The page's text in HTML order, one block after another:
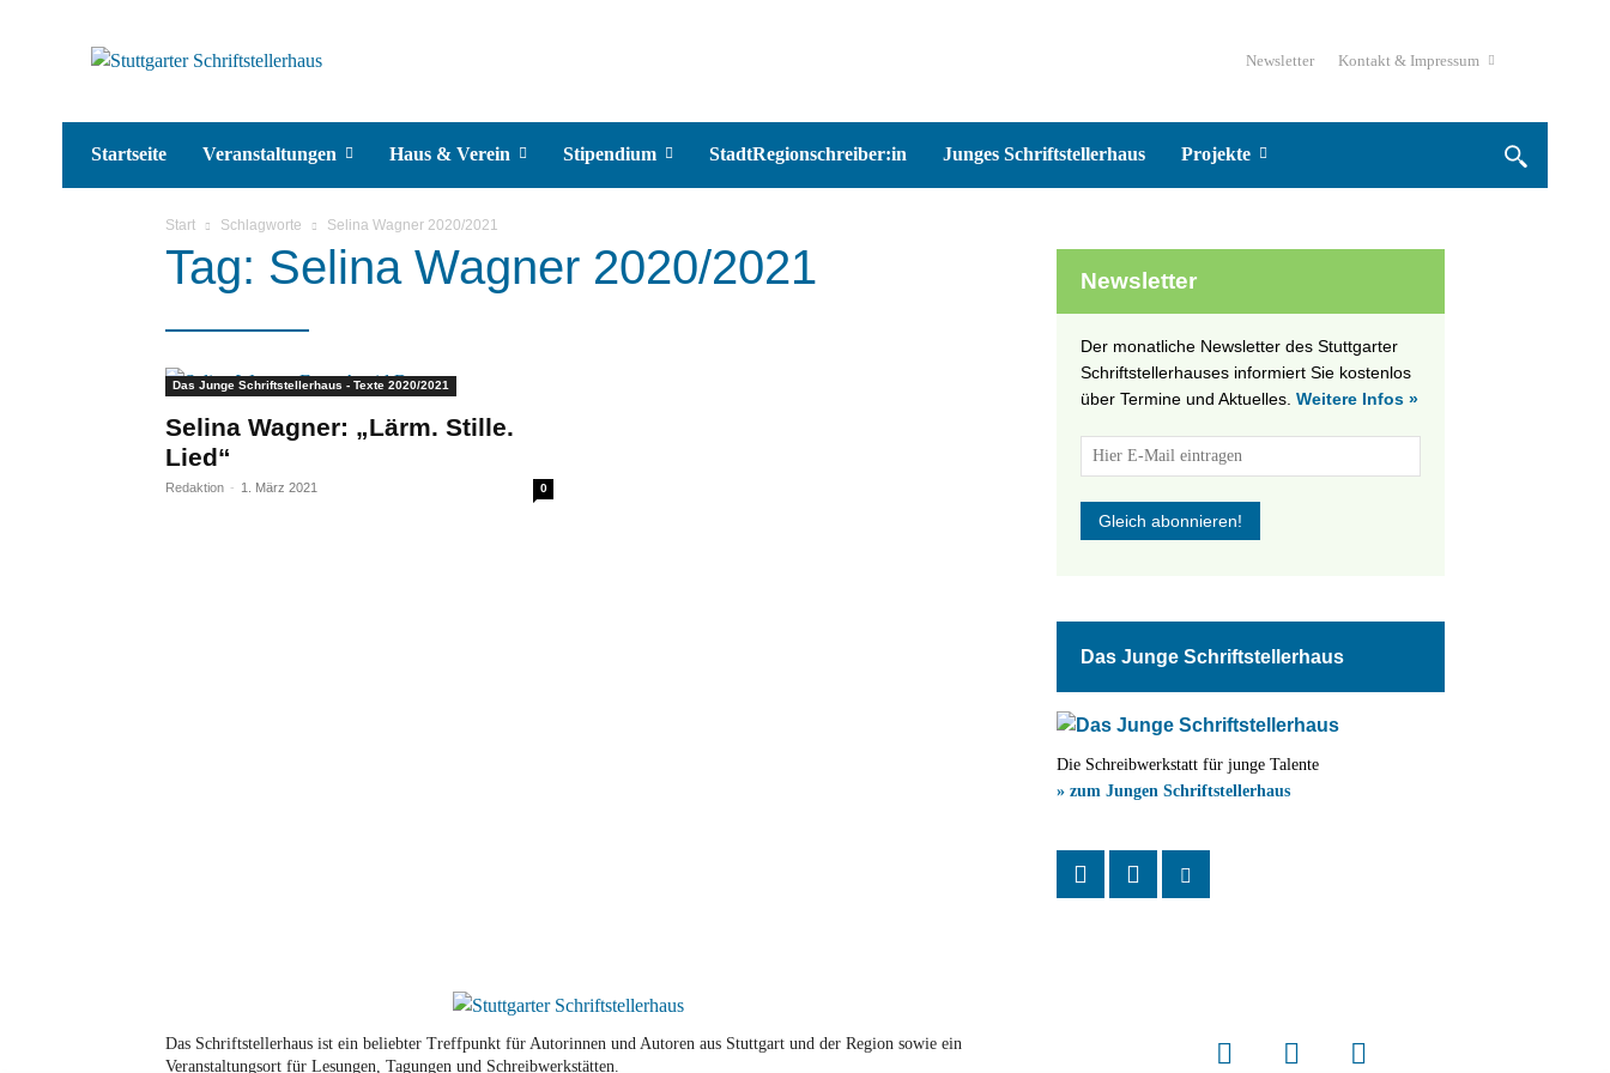
Newsletter Kontakt & Impressum
Startseite Veranstaltungen Haus & Verein Stipendium StadtRegionschreiber:in Junges Schriftstellerhaus Projekte
Start Schlagworte Selina Wagner 2020/2021
Tag: Selina Wagner 2020/2021
Das Junge Schriftstellerhaus - Texte 2020/2021
Selina Wagner: „Lärm. Stille.
Lied“
Redaktion - 1. März 2021 0
Newsletter
Der monatliche Newsletter des Stuttgarter
Schriftstellerhauses informiert Sie kostenlos
über Termine und Aktuelles. Weitere Infos »
Das Junge Schriftstellerhaus
Die Schreibwerkstatt für junge Talente
» zum Jungen Schriftstellerhaus
Das Schriftstellerhaus ist ein beliebter Treffpunkt für Autorinnen und Autoren aus Stuttgart und der Region sowie ein
Veranstaltungsort für Lesungen, Tagungen und Schreibwerkstätten.